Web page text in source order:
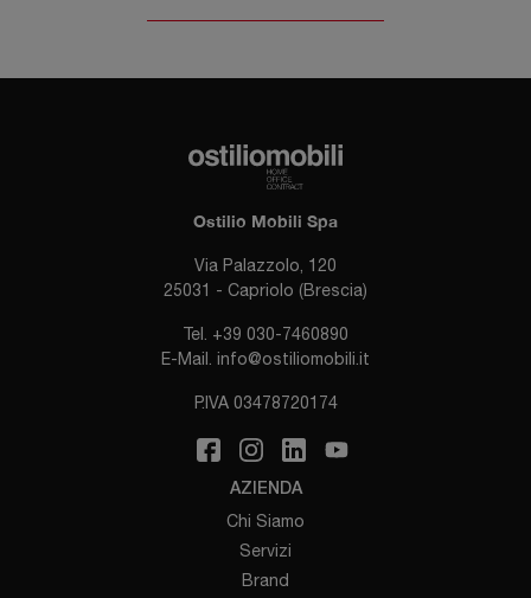
Ostilio Mobili Spa
Via Palazzolo, 120
25031 - Capriolo (Brescia)
Tel. +39 030-7460890
E-Mail. info@ostiliomobili.it
P.IVA 03478720174
AZIENDA
Chi Siamo
Servizi
Brand